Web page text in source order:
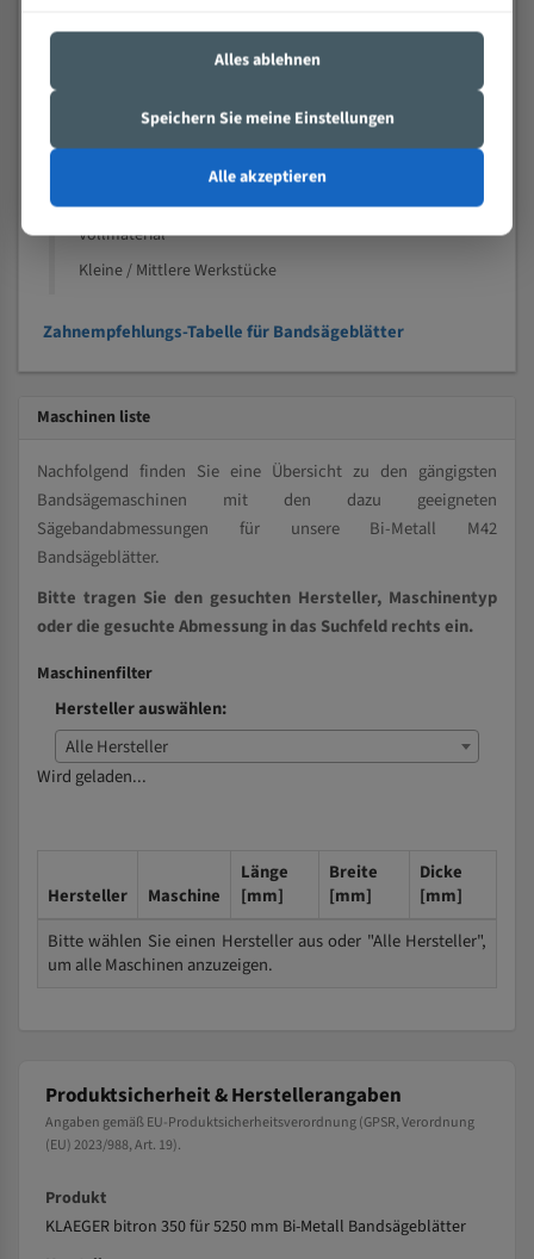
Speziell entwickelt für Profile / Rohre
Kleine und mittlere Profile / Kleine Durchmesser
Vollmaterial
Kleine / Mittlere Werkstücke
Zahnempfehlungs-Tabelle für Bandsägeblätter
Maschinen liste
Nachfolgend finden Sie eine Übersicht zu den gängigsten
Bandsägemaschinen mit den dazu geeigneten
Sägebandabmessungen für unsere Bi-Metall M42
Bandsägeblätter.
Bitte tragen Sie den gesuchten Hersteller, Maschinentyp
oder die gesuchte Abmessung in das Suchfeld rechts ein.
Maschinenfilter
Hersteller auswählen:
Alle Hersteller
Wird geladen...
Hersteller Maschine
Länge
[mm]
Breite
[mm]
Dicke
[mm]
Bitte wählen Sie einen Hersteller aus oder "Alle Hersteller",
um alle Maschinen anzuzeigen.
Produktsicherheit & Herstellerangaben
Angaben gemäß EU-Produktsicherheitsverordnung (GPSR, Verordnung
(EU) 2023/988, Art. 19).
Produkt
KLAEGER bitron 350 für 5250 mm Bi-Metall Bandsägeblätter
Alles ablehnen
Speichern Sie meine Einstellungen
Alle akzeptieren